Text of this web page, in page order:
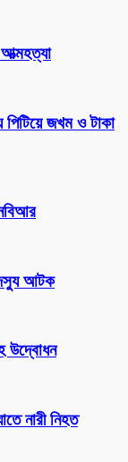
পিটিয়ে জখম ও টাকা
আটক
উদ্বোধন
নারী নিহত